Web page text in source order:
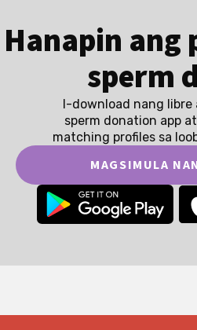
Hanapin ang
sperm
I-download nang
sperm donation app
matching profiles sa
MAGSIMULA